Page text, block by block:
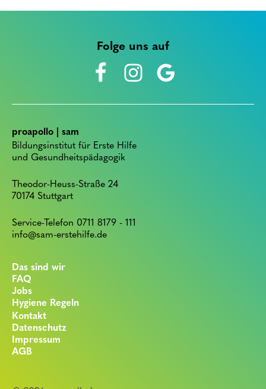
Folge uns auf
proapollo | sam
Bildungsinstitut für Erste Hilfe
und Gesundheitspädagogik
Theodor-Heuss-Straße 24
70174 Stuttgart
Service-Telefon 0711 8179 - 111
info@sam-erstehilfe.de
Das sind wir
FAQ
Jobs
Hygiene Regeln
Kontakt
Datenschutz
Impressum
AGB